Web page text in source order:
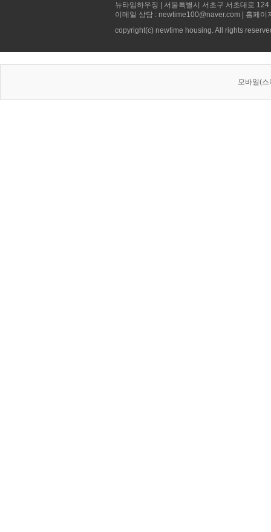
뉴타임하우징 | 서울특별시 서초구 서초대로
이메일 상담 : newtime100@naver.com | 홈페
copyright(c) newtime housing. All rights
모바일(